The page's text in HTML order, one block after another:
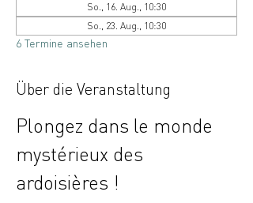
So., 16. Aug., 10:30
So., 23. Aug., 10:30
6 Termine ansehen
Über die Veranstaltung
Plongez dans le monde
mystérieux des
ardoisières !